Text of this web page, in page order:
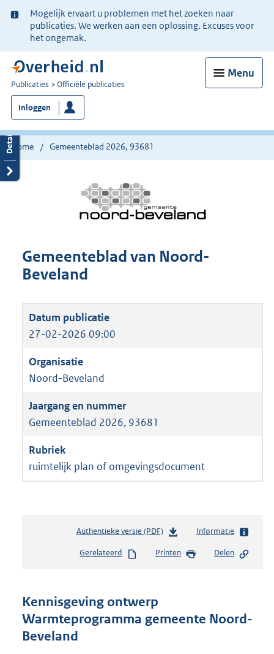
Ter
informatie:
Mogelijk ervaart u problemen met het zoeken naar
publicaties. We werken aan een oplossing. Excuses voor
het ongemak.
Menu
U
bent
nu
hier:
Publicaties Officiële publicaties
Inloggen
Home Gemeenteblad 2026, 93681
Gemeenteblad van Noord-
Beveland
27-02-2026 09:00
Noord-Beveland
Gemeenteblad 2026, 93681
ruimtelijk plan of omgevingsdocument
Authentieke versie (PDF)b
s
s
Informatie
Gerelateerd Printen Delen
Kennisgeving ontwerp
Warmteprogramma gemeente Noord-
Beveland